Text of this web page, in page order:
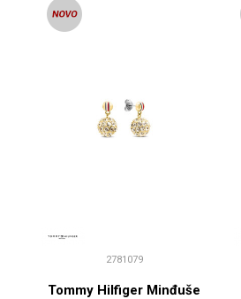
2781079
Tommy Hilfiger Minđuše